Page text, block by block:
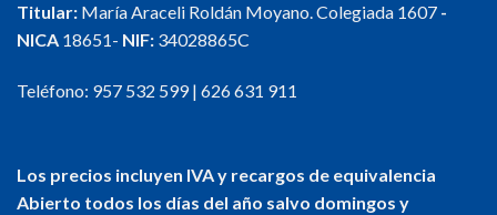
Titular: María Araceli Roldán Moyano. Colegiada 1607 -
NICA 18651- NIF: 34028865C
Teléfono: 957 532 599| 626 631 911
Los precios incluyen IVA y recargos de equivalencia
Abierto todos los días del año salvo domingos y